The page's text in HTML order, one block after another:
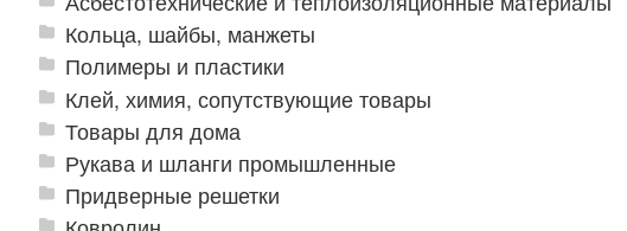
Кольца, шайбы, манжеты
Полимеры и пластики
Клей, химия, сопутствующие товары
Товары для дома
Рукава и шланги промышленные
Придверные решетки